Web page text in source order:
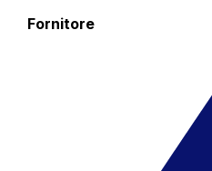
Fornitore